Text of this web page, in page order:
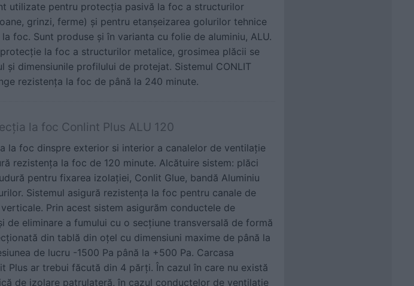
utilizate pentru protecția pasivă la foc a structurilor
grinzi, ferme) și pentru etanșeizarea golurilor tehnice
foc. Sunt produse și în varianta cu folie de aluminiu, ALU.
la foc a structurilor metalice, grosimea plăcii se
şi dimensiunile profilului de protejat. Sistemul CONLIT
rezistența la foc de până la 240 minute.
la foc Conlint Plus ALU 120
la foc dinspre exterior si interior a canalelor de ventilaţie
rezistenţa la foc de 120 minute. Alcătuire sistem: plăci
pentru fixarea izolaţiei, Conlit Glue, bandă Aluminiu
Sistemul asigură rezistenţa la foc pentru canale de
Prin acest sistem asigurăm conductele de
de eliminare a fumului cu o secțiune transversală de formă
din tablă din oțel cu dimensiuni maxime de până la
de lucru -1500 Pa până la +500 Pa. Carcasa
Plus ar trebui făcută din 4 părți. În cazul în care nu există
de izolare patrulateră, în cazul conductelor de ventilație